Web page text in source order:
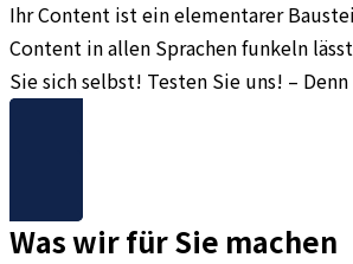
Ihr Content ist ein elementarer
Content in allen Sprachen funkeln
Sie sich selbst! Testen Sie uns! –
Was wir für Sie machen